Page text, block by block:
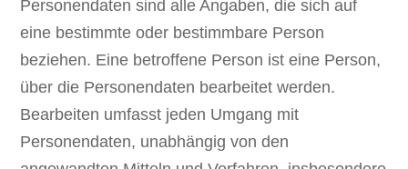
Personendaten sind alle Angaben, die sich auf
eine bestimmte oder bestimmbare Person
beziehen. Eine betroffene Person ist eine Person,
über die Personendaten bearbeitet werden.
Bearbeiten umfasst jeden Umgang mit
Personendaten, unabhängig von den